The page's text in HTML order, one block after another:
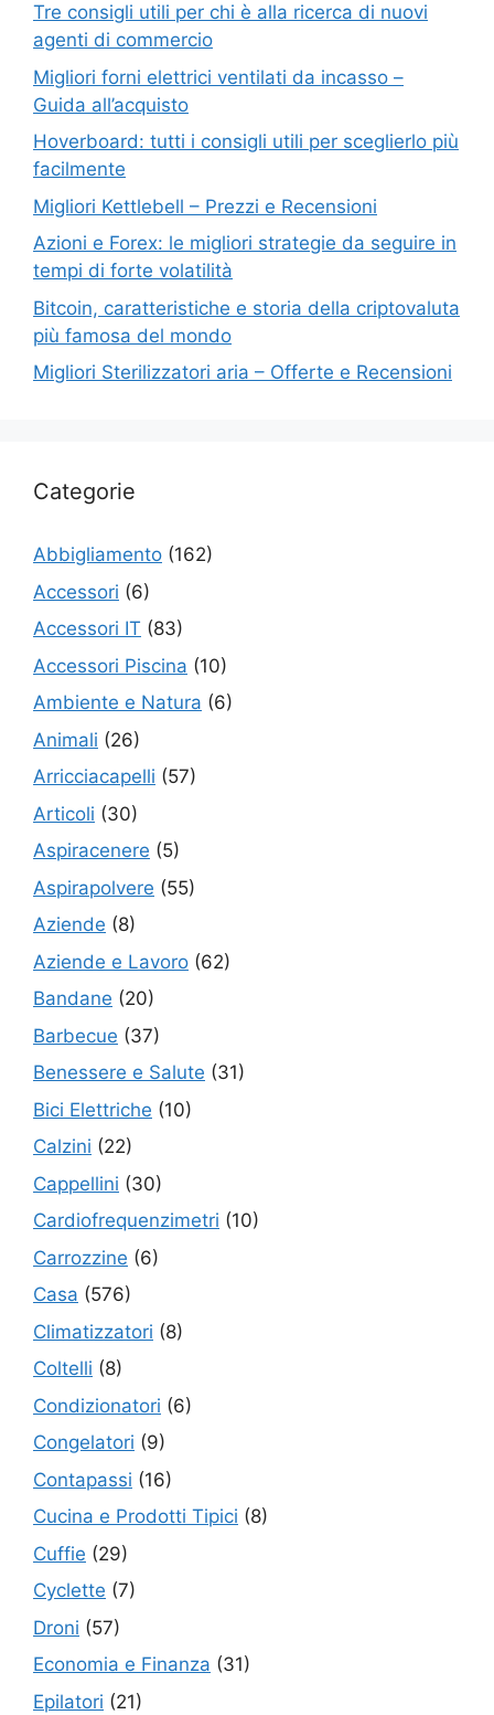
Tre consigli utili per chi è alla ricerca di nuovi
agenti di commercio
Migliori forni elettrici ventilati da incasso –
Guida all’acquisto
Hoverboard: tutti i consigli utili per sceglierlo più
facilmente
Migliori Kettlebell – Prezzi e Recensioni
Azioni e Forex: le migliori strategie da seguire in
tempi di forte volatilità
Bitcoin, caratteristiche e storia della criptovaluta
più famosa del mondo
Migliori Sterilizzatori aria – Offerte e Recensioni
Categorie
Abbigliamento (162)
Accessori (6)
Accessori IT (83)
Accessori Piscina (10)
Ambiente e Natura (6)
Animali (26)
Arricciacapelli (57)
Articoli (30)
Aspiracenere (5)
Aspirapolvere (55)
Aziende (8)
Aziende e Lavoro (62)
Bandane (20)
Barbecue (37)
Benessere e Salute (31)
Bici Elettriche (10)
Calzini (22)
Cappellini (30)
Cardiofrequenzimetri (10)
Carrozzine (6)
Casa (576)
Climatizzatori (8)
Coltelli (8)
Condizionatori (6)
Congelatori (9)
Contapassi (16)
Cucina e Prodotti Tipici (8)
Cuffie (29)
Cyclette (7)
Droni (57)
Economia e Finanza (31)
Epilatori (21)